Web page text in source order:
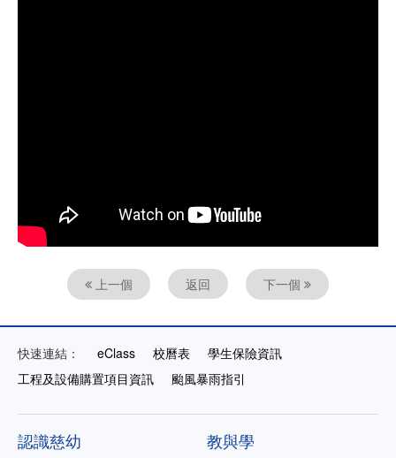
上一個 返回 下一個
快速連結： eClass 校曆表
學生保險資訊
工程及設備購置項目資訊
颱風暴雨指引
認識慈幼 教與學